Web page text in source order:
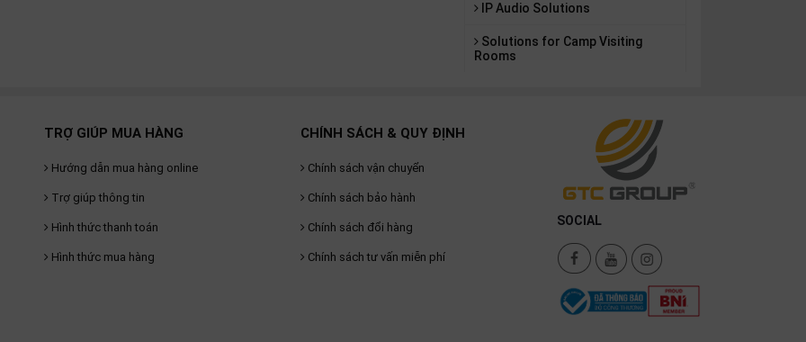
IP Audio Solutions
Solutions for Camp Visiting
Rooms
TRỢ GIÚP MUA HÀNG
Hướng dẫn mua hàng online
Trợ giúp thông tin
Hình thức thanh toán
Hình thức mua hàng
CHÍNH SÁCH & QUY ĐỊNH
Chính sách vận chuyển
Chính sách bảo hành
Chính sách đổi hàng
Chính sách tư vấn miễn phí
SOCIAL